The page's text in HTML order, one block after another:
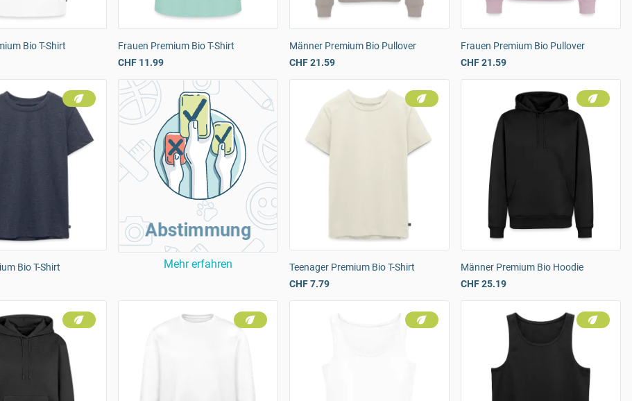
Bio T-Shirt
Frauen Premium Bio T-Shirt
CHF 11.99
Männer Premium Bio Pullover
CHF 21.59
Frauen Premium Bio Pullover
CHF 21.59
Bio T-Shirt
Abstimmung
Mehr erfahren
Teenager Premium Bio T-Shirt
CHF 7.79
Männer Premium Bio Hoodie
CHF 25.19